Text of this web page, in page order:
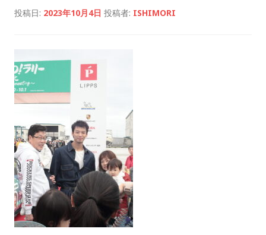
投稿日: 2023年10月4日 投稿者: ISHIMORI